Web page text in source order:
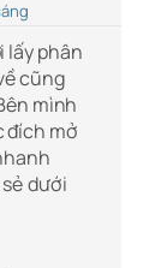
lấy phân
cũng
mình
đích mở
dưới